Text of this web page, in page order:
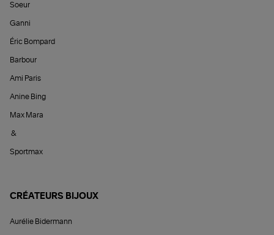
Soeur
Ganni
Éric Bompard
Barbour
Ami Paris
Anine Bing
Max Mara
&
Sportmax
CRÉATEURS BIJOUX
Aurélie Bidermann